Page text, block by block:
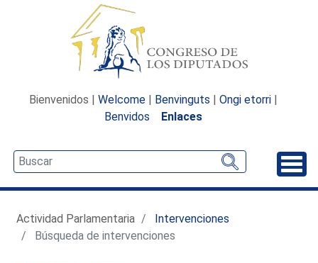
Bienvenidos | Welcome | Benvinguts | Ongi etorri |
Benvidos
Enlaces
Actividad Parlamentaria
Intervenciones
Búsqueda de intervenciones